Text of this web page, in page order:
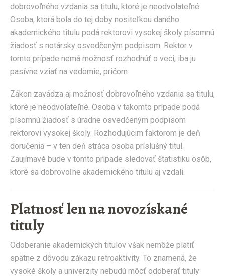
dobrovoľného vzdania sa titulu, ktoré je neodvolateľné.
Osoba, ktorá bola do tej doby nositeľkou daného
akademického titulu podá rektorovi vysokej školy písomnú
žiadosť s notársky osvedčeným podpisom. Rektor v
tomto prípade nemá možnosť rozhodnúť o veci, iba ju
pasívne vziať na vedomie, pričom
Zákon zavádza aj možnosť dobrovoľného vzdania sa titulu,
ktoré je neodvolateľné. Osoba v takomto prípade podá
písomnú žiadosť s úradne osvedčeným podpisom
rektorovi vysokej školy. Rozhodujúcim faktorom je deň
doručenia – v ten deň stráca osoba príslušný titul.
Zaujímavé bude v tomto prípade sledovať štatistiku osôb,
ktoré sa dobrovoľne akademického titulu aj vzdali.
Platnosť len na novozískané
tituly
Odoberanie akademických titulov však nemôže platiť
spätne z dôvodu zákazu retroaktivity. To znamená, že
vysoké školy a univerzity nebudú môcť odoberať tituly